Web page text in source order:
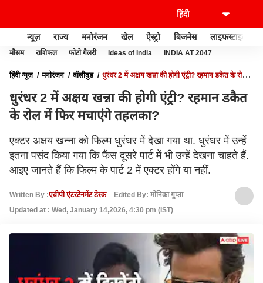
न्यूज़ राज्य मनोरंजन खेल ऐस्ट्रो बिजनेस लाइफस्टाइल
मौसम राशिफल फोटो गैलरी Ideas of India INDIA AT 2047
हिंदी न्यूज़ मनोरंजन बॉलीवुड
धुरंधर 2 में अक्षय खन्ना की होगी एंट्री? रहमान डकैत के रोल में
धुरंधर 2 में अक्षय खन्ना की होगी एंट्री? रहमान डकैत
के रोल में फिर मचाएंगे तहलका?
एक्टर अक्षय खन्ना को फिल्म धुरंधर में देखा गया था. धुरंधर में उन्हें
इतना पसंद किया गया कि फैंस दूसरे पार्ट में भी उन्हें देखना चाहते हैं.
आइए जानते हैं कि फिल्म के पार्ट 2 में एक्टर होंगे या नहीं.
Written By :एबीपी एंटरटेनमेंट डेस्क
Edited By: मोनिका गुप्ता
Updated at : Wed, January 14,2026, 4:30 pm (IST)